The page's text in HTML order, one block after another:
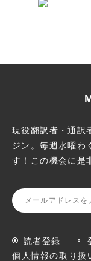
現役翻訳者・通訳
ジン。毎週水曜わ
す！この機会に 是
読者登録
個人情報の取り扱